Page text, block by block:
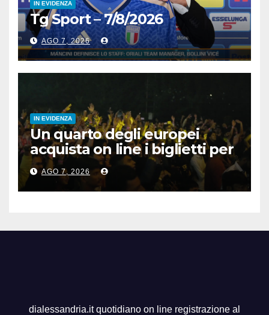
IN EVIDENZA
Tg Sport – 7/8/2026
AGO 7, 2026
IN EVIDENZA
Un quarto degli europei
acquista on line i biglietti per
gli spettacoli
AGO 7, 2026
dialessandria.it quotidiano on line registrazione al